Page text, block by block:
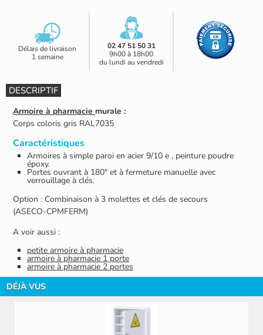
Délais de livraison
1 semaine
02 47 51 50 31
9h00 à 18h00
du lundi au vendredi
DESCRIPTIF
Armoire à pharmacie murale :
Corps coloris gris RAL7035
Caractéristiques
Armoires à simple paroi en acier 9/10 e , peinture poudre
époxy.
Portes ouvrant à 180° et à fermeture manuelle avec
verrouillage à clés.
Option : Combinaison à 3 molettes et clés de secours
(ASECO-CPMFERM)
A voir aussi :
petite armoire à pharmacie
armoire à pharmacie 1 porte
armoire à pharmacie 2 portes
DÉJÀ VUS